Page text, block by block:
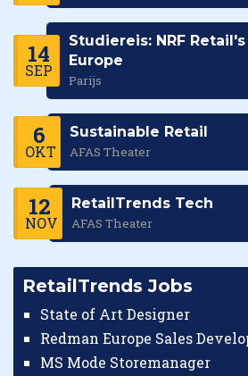
14
SEP
Studiereis: NRF
Europe
Parijs
6
OKT
Sustainable Retail
AFAS Theater
12
NOV
RetailTrends Tech
AFAS Theater
RetailTrends Jobs
State of Art Designer
Redman Europe Sales
MS Mode Storemanager